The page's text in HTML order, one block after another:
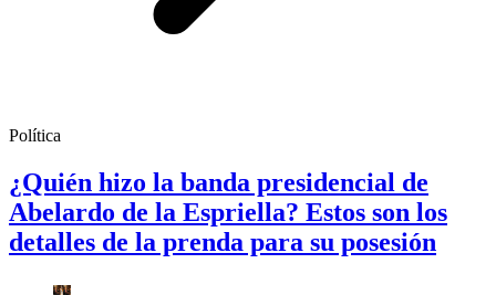
Política
¿Quién hizo la banda presidencial de
Abelardo de la Espriella? Estos son los
detalles de la prenda para su posesión